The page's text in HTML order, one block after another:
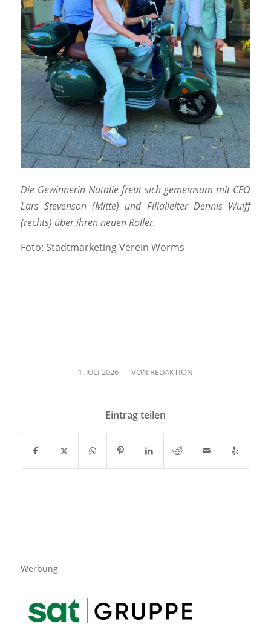
Die Gewinnerin Natalie freut sich gemeinsam mit CEO
Lars Stevenson (Mitte) und Filialleiter Dennis Wulff
(rechts) über ihren neuen Roller.
Foto: Stadtmarketing Verein Worms
1. JULI 2026
/ VON REDAKTION
Eintrag teilen
Werbung